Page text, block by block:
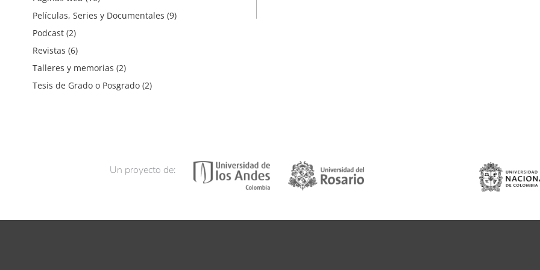
Películas, Series y Documentales (9)
Podcast(2)
Revistas (6)
Talleres y memorias (2)
Tesis de Grado o Posgrado(2)
Un proyecto de: